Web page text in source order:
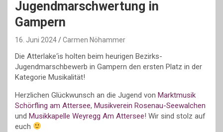
Jugendmarschwertung in
Gampern
16. Juni 2024 Carmen Nöhammer
Die Atterlake‘is holten beim heurigen Bezirks-
Jugendmarschbewerb in Gampern den ersten Platz in der
Kategorie Musikalität!
Herzlichen Glückwunsch an die Jugend von Marktmusik
Schörfling am Attersee, Musikverein Rosenau-Seewalchen
und Musikkapelle Weyregg Am Attersee! Wir sind stolz auf
euch